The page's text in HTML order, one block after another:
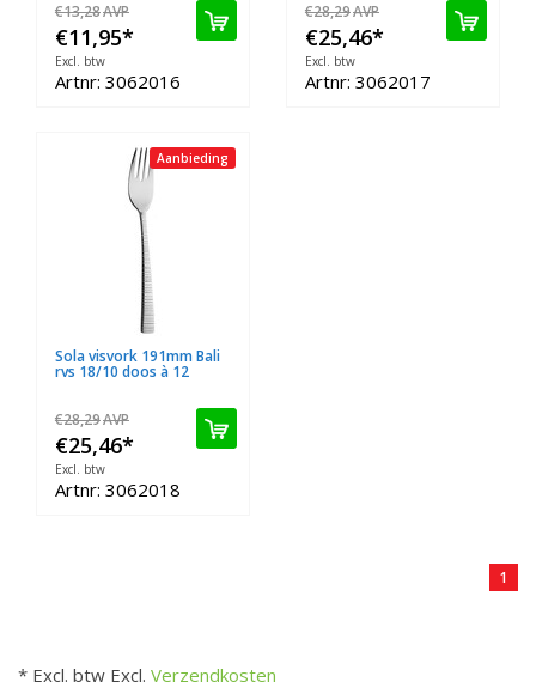
€13,28AVP
€11,95*
Excl. btw
Artnr: 3062016
€28,29AVP
€25,46*
Excl. btw
Artnr: 3062017
Aanbieding
Sola visvork 191mm Bali
rvs 18/10 doos à 12
€28,29AVP
€25,46*
Excl. btw
Artnr: 3062018
1
* Excl. btw Excl. Verzendkosten